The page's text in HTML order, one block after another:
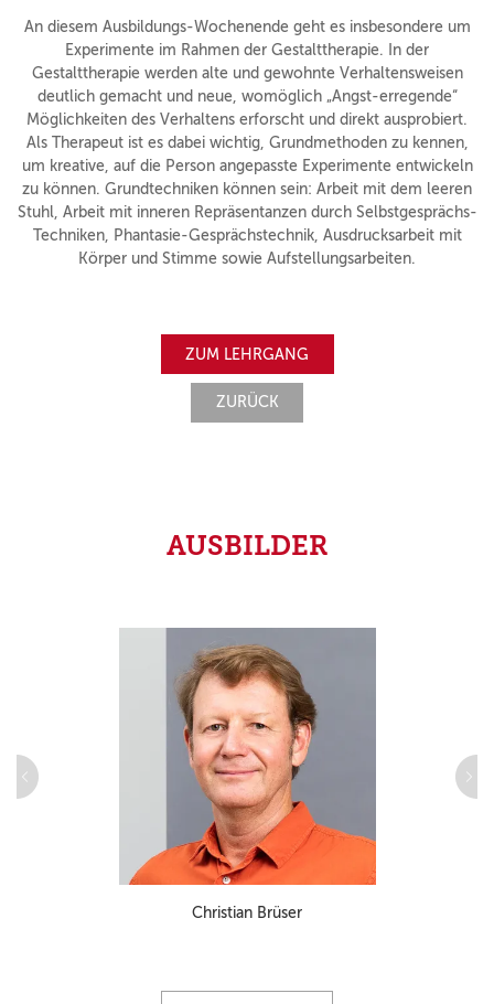
An diesem Ausbildungs-Wochenende geht es insbesondere um
Experimente im Rahmen der Gestalttherapie. In der
Gestalttherapie werden alte und gewohnte Verhaltensweisen
deutlich gemacht und neue, womöglich „Angst-erregende“
Möglichkeiten des Verhaltens erforscht und direkt ausprobiert.
Als Therapeut ist es dabei wichtig, Grundmethoden zu kennen,
um kreative, auf die Person angepasste Experimente entwickeln
zu können. Grundtechniken können sein: Arbeit mit dem leeren
Stuhl, Arbeit mit inneren Repräsentanzen durch Selbstgesprächs-
Techniken, Phantasie-Gesprächstechnik, Ausdrucksarbeit mit
Körper und Stimme sowie Aufstellungsarbeiten.
ZUM LEHRGANG
ZURÜCK
AUSBILDER
Christian Brüser